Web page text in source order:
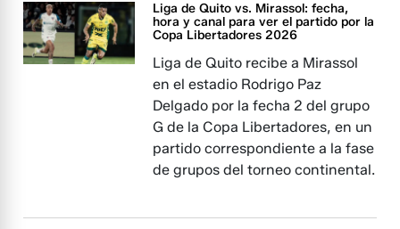
Liga de Quito vs. Mirassol: fecha,
hora y canal para ver el partido por la
Copa Libertadores 2026
Liga de Quito recibe a Mirassol
en el estadio Rodrigo Paz
Delgado por la fecha 2 del grupo
G de la Copa Libertadores, en un
partido correspondiente a la fase
de grupos del torneo continental.